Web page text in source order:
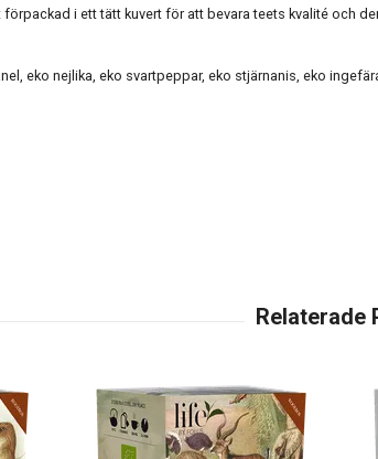
i ett tätt kuvert för att bevara teets kvalité och
eko nejlika, eko svartpeppar, eko stjärnanis, eko